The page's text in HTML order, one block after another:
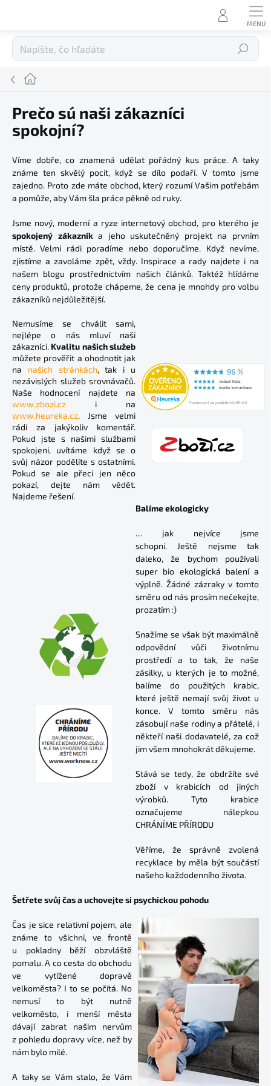
Hľadať
Domov
Prečo sú naši zákazníci
spokojní?
Víme dobře, co znamená udělat pořádný kus práce. A taky
známe ten skvělý pocit, když se dílo podaří. V tomto jsme
zajedno. Proto zde máte obchod, který rozumí Vašim potřebám
a pomůže, aby Vám šla práce pěkně od ruky.
Jsme nový, moderní a ryze internetový obchod, pro kterého je
spokojený zákazníka jeho uskutečněný projekt na prvním
místě. Velmi rádi poradíme nebo doporučíme. Když nevíme,
zjistíme a zavoláme zpět, vždy. Inspirace a rady najdete i na
našem blogu prostřednictvím našich článků. Taktéž hlídáme
ceny produktů, protože chápeme, že cena je mnohdy pro volbu
zákazníků nejdůležitější.
Nemusíme se chválit sami,
nejlépe o nás mluví naši
zákazníci. Kvalitu našich služeb
můžete prověřit a ohodnotit jak
na našich stránkách, tak i u
nezávislých služeb srovnávačů.
Naše hodnocení najdete na
www.zbozi.cz i na
www.heureka.cz. Jsme velmi
rádi za jakýkoliv komentář.
Pokud jste s našimi službami
spokojeni, uvítáme když se o
svůj názor podělíte s ostatními.
Pokud se ale přeci jen něco
pokazí, dejte nám vědět.
Najdeme řešení.
Balíme ekologicky
… jak nejvíce jsme
schopni. Ještě nejsme tak
daleko, že bychom používali
super bio ekologická balení a
výplně. Žádné zázraky v tomto
směru od nás prosím nečekejte,
prozatím :)
Snažíme se však být maximálně
odpovědní vůči životnímu
prostředí a to tak, že naše
zásilky, u kterých je to možné,
balíme do použitých krabic,
které ještě nemají svůj život u
konce. V tomto směru nás
zásobují naše rodiny a přátelé, i
někteří naši dodavatelé, za což
jim všem mnohokrát děkujeme.
Stává se tedy, že obdržíte své
zboží v krabicích od jiných
výrobků. Tyto krabice
označujeme nálepkou
CHRÁNÍME PŘÍRODU
Věříme, že správně zvolená
recyklace by měla být součástí
našeho každodenního života.
Šetřete svůj čas a uchovejte si psychickou pohodu
Čas je sice relativní pojem, ale
známe to všichni, ve frontě
u pokladny běží obzvláště
pomalu. A co cesta do obchodu
ve vytížené dopravě
velkoměsta? I to se počítá. No
nemusí to být nutně
velkoměsto, i menší města
dávají zabrat našim nervům
z pohledu dopravy více, než by
nám bylo milé.
A taky se Vám stalo, že Vám